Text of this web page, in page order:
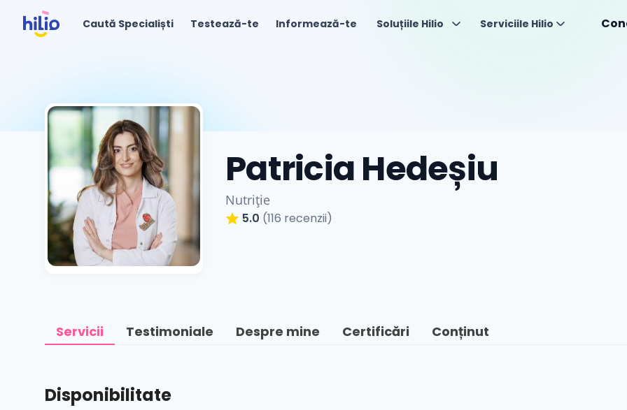
Caută Specialiști Testează-te Informează-te Soluțiile Hilio Serviciile Hilio
Patricia Hedeșiu
Nutriție
5.0 (116 recenzii)
Servicii Testimoniale Despre mine Certificări Conținut
Disponibilitate